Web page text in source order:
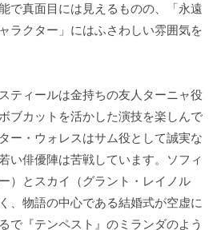
で真面目には見えるものの、「永遠
ラクター」にはふさわしい雰囲気を
ティールは金持ちの友人ターニャ役
ブカットを活かした演技を楽しんで
ー・ウォレスはサム役として誠実な
い俳優陣は苦戦しています。ソフィ
）とスカイ（グラント・レイノル
、物語の中心である結婚式が空虚に
で『テンペスト』のミランダのよう